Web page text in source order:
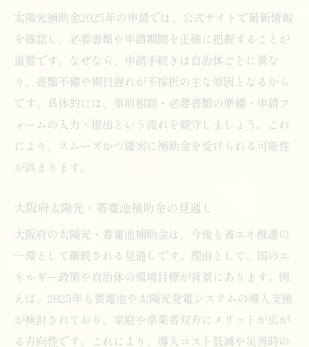
太陽光補助金2025年の申請では、公式サイトで最新情報
を確認し、必要書類や申請期間を正確に把握することが
重要です。なぜなら、申請手続きは自治体ごとに異な
り、書類不備や期日遅れが不採択の主な原因となるから
です。具体的には、事前相談・必要書類の準備・申請フ
ォームの入力・提出という流れを順守しましょう。これ
により、スムーズかつ確実に補助金を受けられる可能性
が高まります。
大阪府太陽光・蓄電池補助金の見通し
大阪府の太陽光・蓄電池補助金は、今後も省エネ推進の
一環として継続される見通しです。理由として、国のエ
ネルギー政策や自治体の環境目標が背景にあります。例
えば、2025年も蓄電池や太陽光発電システムの導入支援
が検討されており、家庭や事業者双方にメリットが広が
る方向性です。これにより、導入コスト低減や災害時の